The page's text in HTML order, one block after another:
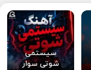
سیستمی
شوتی سوار